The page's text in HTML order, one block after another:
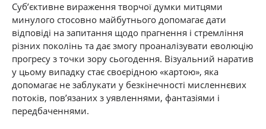
Суб’єктивне вираження творчої думки митцями
минулого стосовно майбутнього допомагає дати
відповіді на запитання щодо прагнення і стремління
різних поколінь та дає змогу проаналізувати еволюцію
прогресу з точки зору сьогодення. Візуальний наратив
у цьому випадку стає своєрідною «картою», яка
допомагає не заблукати у безкінечності мисленнєвих
потоків, пов’язаних з уявленнями, фантазіями і
передбаченнями.